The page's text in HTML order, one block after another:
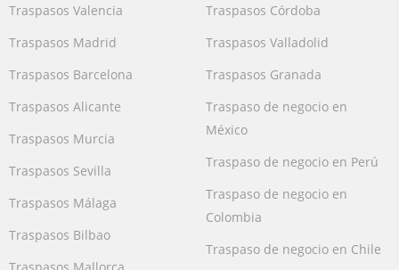
Traspasos Valencia
Traspasos Madrid
Traspasos Barcelona
Traspasos Alicante
Traspasos Murcia
Traspasos Sevilla
Traspasos Málaga
Traspasos Bilbao
Traspasos Mallorca
Traspasos Córdoba
Traspasos Valladolid
Traspasos Granada
Traspaso de negocio en
México
Traspaso de negocio en Perú
Traspaso de negocio en
Colombia
Traspaso de negocio en Chile